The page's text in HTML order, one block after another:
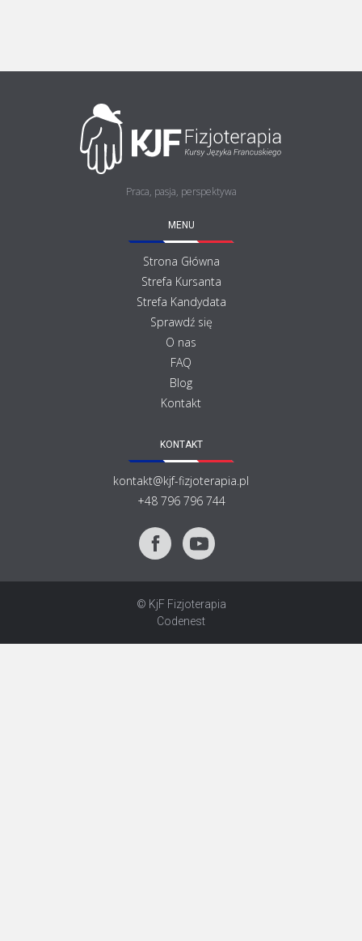
Praca, pasja, perspektywa
MENU
Strona Główna
Strefa Kursanta
Strefa Kandydata
Sprawdź się
O nas
FAQ
Blog
Kontakt
KONTAKT
kontakt@kjf-fizjoterapia.pl
+48 796 796 744
© KjF Fizjoterapia
Codenest